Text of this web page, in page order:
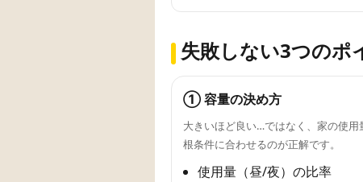
失敗しない3つのポ
① 容量の決め方
大きいほど良い…ではなく、家の使用
根条件に合わせるのが正解です。
使用量（昼/夜）の比率